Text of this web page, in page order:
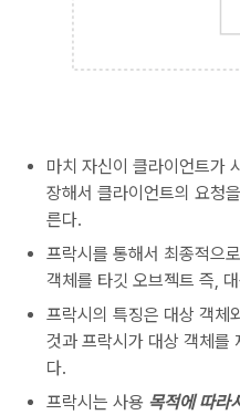
마치 자신이 클라이언트가
장해서 클라이언트의 요청
른다.
프락시를 통해서 최종적으
객체를 타깃 오브젝트 즉,
프락시의 특징은 대상 객체
것과 프락시가 대상 객체를
다.
프락시는 사용 목적에 따라